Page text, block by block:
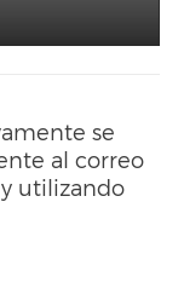
se
al correo
y utilizando